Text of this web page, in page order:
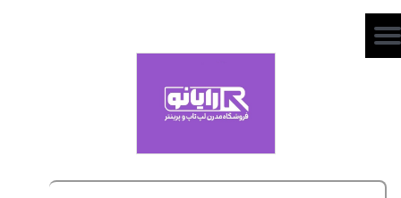
حساب کاربری من
خروج از حساب کاربری